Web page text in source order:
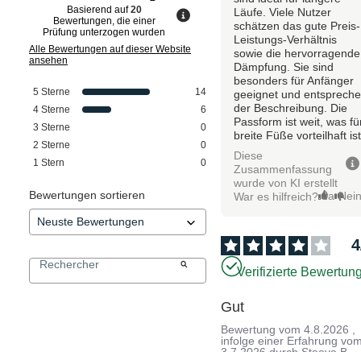
Basierend auf20
Bewertungen, die einer
Prüfung unterzogen wurden
Alle Bewertungen auf dieser Website
ansehen
5 Sterne
14
4 Sterne
6
3 Sterne
0
2 Sterne
0
1 Stern 0
Bewertungen sortieren
Läufe. Viele Nutzer
schätzen das gute Preis-
Leistungs-Verhältnis
sowie die hervorragende
Dämpfung. Sie sind
besonders für Anfänger
geeignet und
der Beschreibung. Die
Passform ist weit, was
breite Füße vorteilhaft
Diese
Zusammenfassung
wurde von KI erstellt
War es hilfreich? Ja
4
Verifizierte
Gut
Bewertung vom4.8.2026
infolge einer Erfahrung